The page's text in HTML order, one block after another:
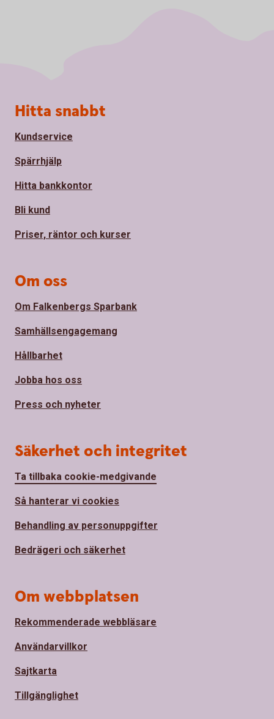
Sidfot
Hitta snabbt
Kundservice
Spärrhjälp
Hitta bankkontor
Bli kund
Priser, räntor och kurser
Om oss
Om Falkenbergs Sparbank
Samhällsengagemang
Hållbarhet
Jobba hos oss
Press och nyheter
Säkerhet och integritet
Ta tillbaka cookie-medgivande
Så hanterar vi cookies
Behandling av personuppgifter
Bedrägeri och säkerhet
Om webbplatsen
Rekommenderade webbläsare
Användarvillkor
Sajtkarta
Tillgänglighet